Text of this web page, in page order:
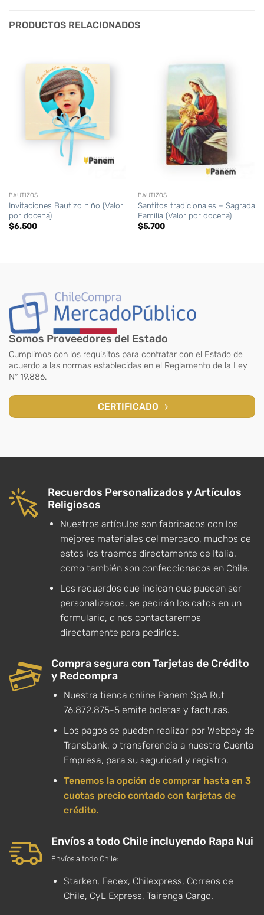
PRODUCTOS RELACIONADOS
BAUTIZOS
Invitaciones Bautizo niño (Valor
por docena)
$6.500
BAUTIZOS
Santitos tradicionales – Sagrada
Familia (Valor por docena)
$5.700
Somos Proveedores del Estado
Cumplimos con los requisitos para contratar con el Estado de
acuerdo a las normas establecidas en el Reglamento de la Ley
N° 19.886.
CERTIFICADO
Recuerdos Personalizados y Artículos
Religiosos
Nuestros artículos son fabricados con los
mejores materiales del mercado, muchos de
estos los traemos directamente de Italia,
como también son confeccionados en Chile.
Los recuerdos que indican que pueden ser
personalizados, se pedirán los datos en un
formulario, o nos contactaremos
directamente para pedirlos.
Compra segura con Tarjetas de Crédito
y Redcompra
Nuestra tienda online Panem SpA Rut
76.872.875-5 emite boletas y facturas.
Los pagos se pueden realizar por Webpay de
Transbank, o transferencia a nuestra Cuenta
Empresa, para su seguridad y registro.
Tenemos la opción de comprar hasta en 3
cuotas precio contado con tarjetas de
crédito.
Envíos a todo Chile incluyendo Rapa Nui
Envíos a todo Chile:
Starken, Fedex, Chilexpress, Correos de
Chile, CyL Express, Tairenga Cargo.